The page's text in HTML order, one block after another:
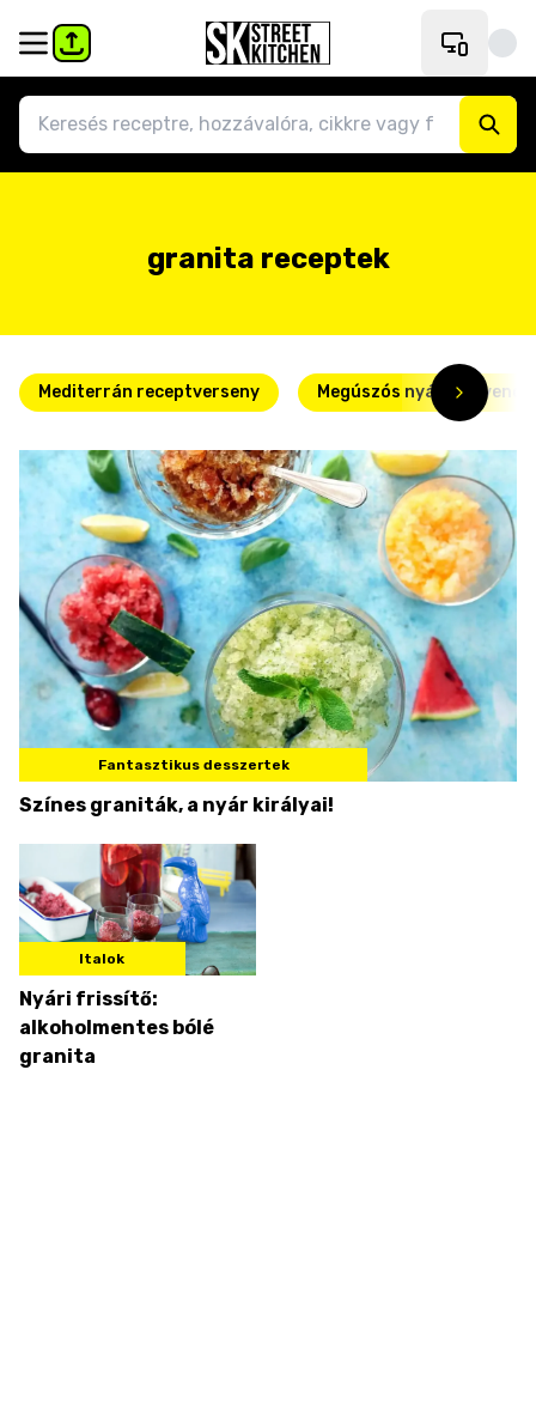
granita receptek
Mediterrán receptverseny Megúszós nyári
Fantasztikus desszertek
Színes graniták, a nyár királyai!
Italok
Nyári frissítő:
alkoholmentes bólé
granita